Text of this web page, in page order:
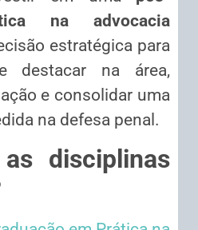
na advocacia
estratégica para
destacar na área,
e consolidar uma
na defesa penal.
disciplinas